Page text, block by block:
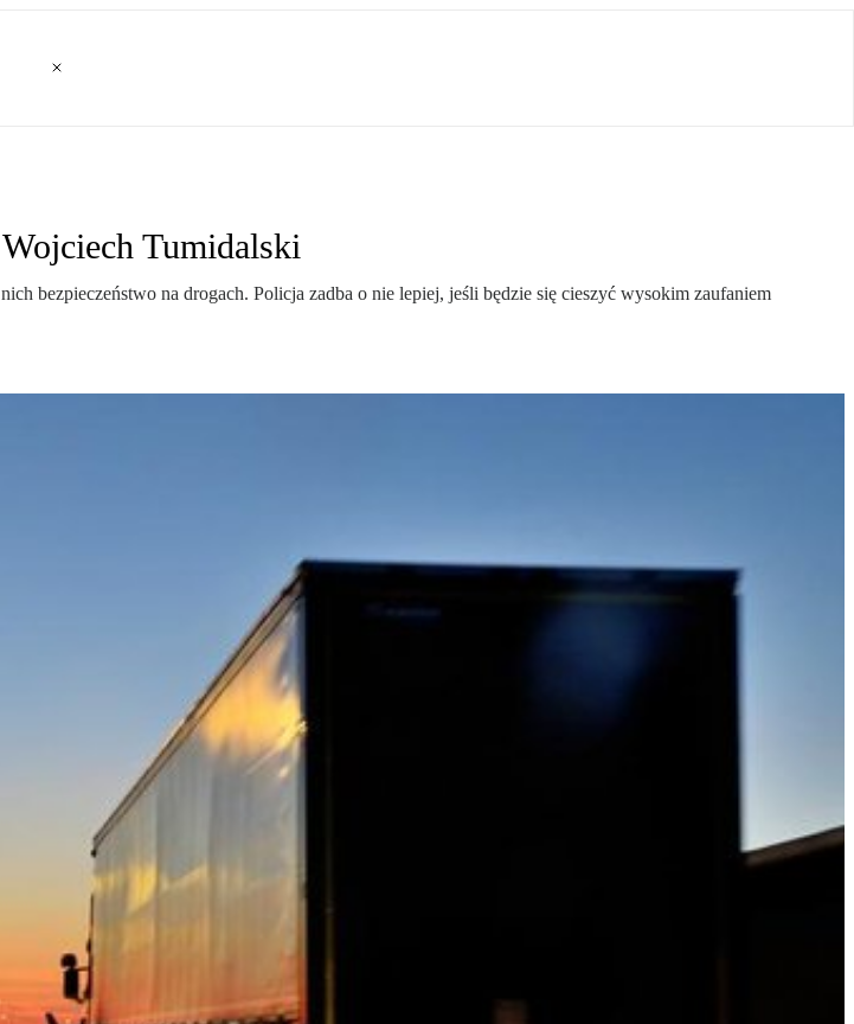
Tumidalski
bezpieczeństwo na drogach. Policja zadba o nie lepiej, jeśli będzie się cieszyć wysokim zaufaniem